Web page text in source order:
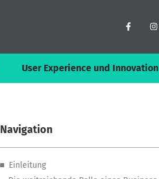
User Experience und Innovation
Navigation
Einleitung